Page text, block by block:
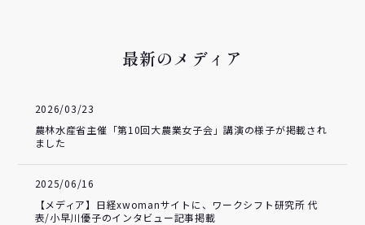
最新のメディア
2026/03/23
農林水産省主催「第10回大農業女子会」講演の様子が掲載され
ました
2025/06/16
【メディア】日経xwomanサイトに、ワークシフト研究所 代
表/小早川優子のインタビュー記事掲載